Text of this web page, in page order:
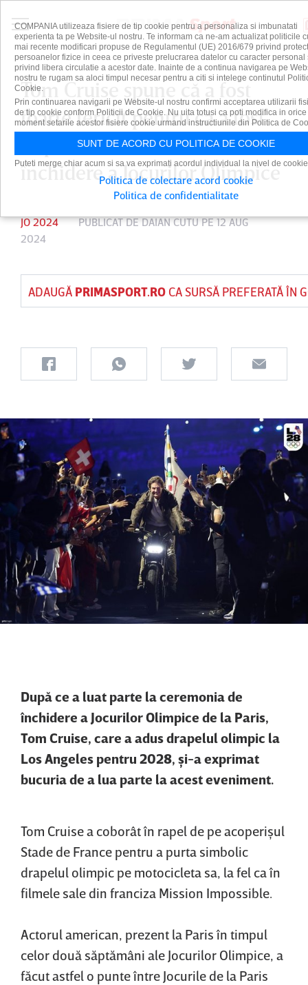
Tom Cruise spune că a fost
foarte fericit pentru că a fost
implicat în ceremonia de
închidere a Jocurilor Olimpice
JO 2024 PUBLICAT DEDAIAN CUTUPE 12 AUG
2024
ADAUGĂ PRIMASPORT.ROCA SURSĂ PREFERATĂ ÎN
După ce a luat parte la ceremonia de
închidere a Jocurilor Olimpice de la Paris,
Tom Cruise, care a adus drapelul olimpic la
Los Angeles pentru 2028, şi-a exprimat
bucuria de a lua parte la acest eveniment.
Tom Cruise a coborât în rapel de pe acoperişul
Stade de France pentru a purta simbolic
drapelul olimpic pe motocicleta sa, la fel ca în
filmele sale din franciza Mission Impossible.
Actorul american, prezent la Paris în timpul
celor două săptămâni ale Jocurilor Olimpice, a
făcut astfel o punte între Jocurile de la Paris
COMPANIA utilizeaza fisiere de tip cookie pentru a personaliza si imbunatati
experienta ta pe Website-ul nostru. Te informam ca ne-am actualizat politicile
mai recente modificari propuse de Regulamentul (UE) 2016/679 privind
persoanelor fizice in ceea ce priveste prelucrarea datelor cu caracter personal
privind libera circulatie a acestor date. Inainte de a continua navigarea pe
nostru te rugam sa aloci timpul necesar pentru a citi si intelege continutul
Cookie.
Prin continuarea navigarii pe Website-ul nostru confirmi acceptarea utilizarii
de tip cookie conform Politicii de Cookie. Nu uita totusi ca poti modifica in orice
moment setarile acestor fisiere cookie urmand instructiunile din Politica de
SUNT DE ACORD CU POLITICA DE COOKIE
Puteti merge chiar acum si sa va exprimati acordul individual la nivel de
Politica de colectare acord cookie
Politica de confidentialitate